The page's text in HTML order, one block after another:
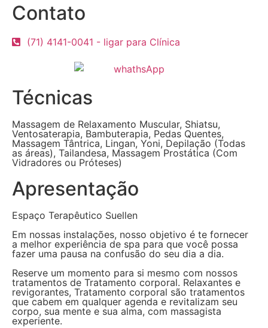
Contato
(71) 4141-0041 - ligar para Clínica
Técnicas
Massagem de Relaxamento Muscular, Shiatsu,
Ventosaterapia, Bambuterapia, Pedas Quentes,
Massagem Tântrica, Lingan, Yoni, Depilação (Todas
as áreas), Tailandesa, Massagem Prostática (Com
Vidradores ou Próteses)
Apresentação
Espaço Terapêutico Suellen
Em nossas instalações, nosso objetivo é te fornecer
a melhor experiência de spa para que você possa
fazer uma pausa na confusão do seu dia a dia.
Reserve um momento para si mesmo com nossos
tratamentos de Tratamento corporal. Relaxantes e
revigorantes, Tratamento corporal são tratamentos
que cabem em qualquer agenda e revitalizam seu
corpo, sua mente e sua alma, com massagista
experiente.